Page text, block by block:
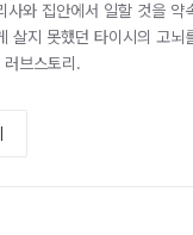
와 집안에서 일할 것을 약
살지 못했던 타이시의 고
브스토리.